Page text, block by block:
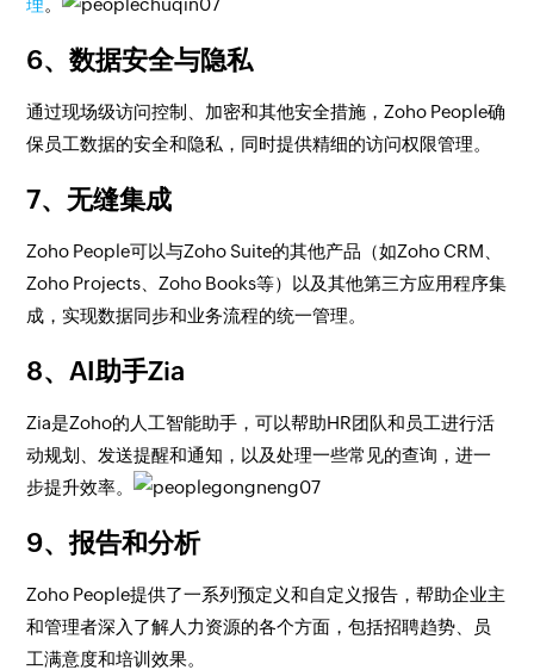
理。
6、数据安全与隐私
通过现场级访问控制、加密和其他安全措施，Zoho People确
保员工数据的安全和隐私，同时提供精细的访问权限管理。
7、无缝集成
Zoho People可以与Zoho Suite的其他产品（如Zoho CRM、
Zoho Projects、Zoho Books等）以及其他第三方应用程序集
成，实现数据同步和业务流程的统一管理。
8、AI助手Zia
Zia是Zoho的人工智能助手，可以帮助HR团队和员工进行活
动规划、发送提醒和通知，以及处理一些常见的查询，进一
步提升效率。
9、报告和分析
Zoho People提供了一系列预定义和自定义报告，帮助企业主
和管理者深入了解人力资源的各个方面，包括招聘趋势、员
工满意度和培训效果。